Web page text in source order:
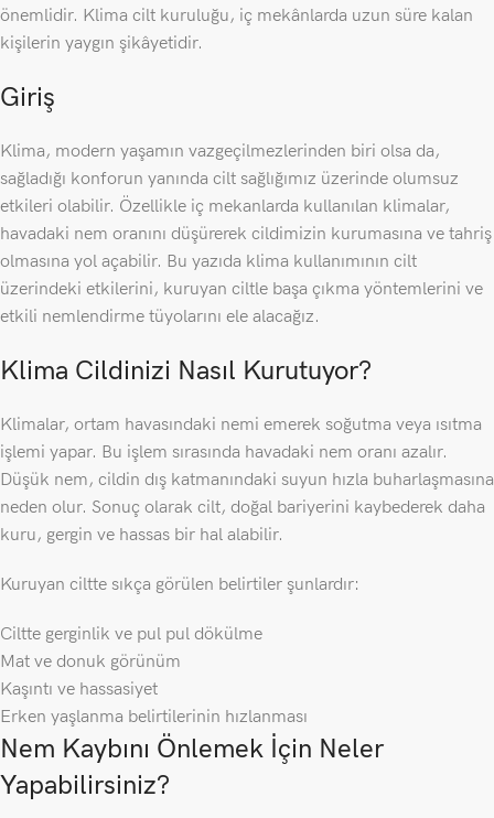
önemlidir. Klima cilt kuruluğu, iç mekânlarda uzun süre kalan
kişilerin yaygın şikâyetidir.
Giriş
Klima, modern yaşamın vazgeçilmezlerinden biri olsa da,
sağladığı konforun yanında cilt sağlığımız üzerinde olumsuz
etkileri olabilir. Özellikle iç mekanlarda kullanılan klimalar,
havadaki nem oranını düşürerek cildimizin kurumasına ve tahriş
olmasına yol açabilir. Bu yazıda klima kullanımının cilt
üzerindeki etkilerini, kuruyan ciltle başa çıkma yöntemlerini ve
etkili nemlendirme tüyolarını ele alacağız.
Klima Cildinizi Nasıl Kurutuyor?
Klimalar, ortam havasındaki nemi emerek soğutma veya ısıtma
işlemi yapar. Bu işlem sırasında havadaki nem oranı azalır.
Düşük nem, cildin dış katmanındaki suyun hızla buharlaşmasına
neden olur. Sonuç olarak cilt, doğal bariyerini kaybederek daha
kuru, gergin ve hassas bir hal alabilir.
Kuruyan ciltte sıkça görülen belirtiler şunlardır:
Ciltte gerginlik ve pul pul dökülme
Mat ve donuk görünüm
Kaşıntı ve hassasiyet
Erken yaşlanma belirtilerinin hızlanması
Nem Kaybını Önlemek İçin Neler
Yapabilirsiniz?